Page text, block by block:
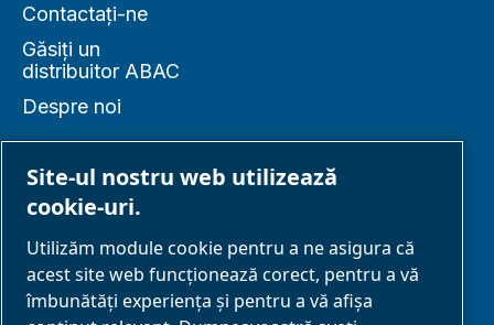
Contactați-ne
Găsiți un
distribuitor ABAC
Despre noi
PARTENERIAT
Parteneri de
afaceri
Site-ul nostru web utilizează
cookie-uri.
Utilizăm module cookie pentru a ne asigura că
acest site web funcționează corect, pentru a vă
îmbunătăți experiența și pentru a vă afișa